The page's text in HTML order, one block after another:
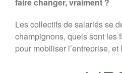
Les collectifs de salariés se
champignons, quels sont les
pour mobiliser l’entreprise,